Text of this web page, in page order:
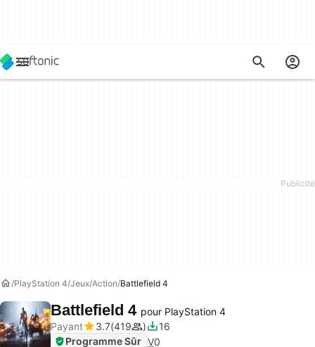
PlayStation 4 Jeux Action Battlefield 4
Battlefield 4 pour PlayStation 4
Payant
3.7 419
16
Programme Sûr V0